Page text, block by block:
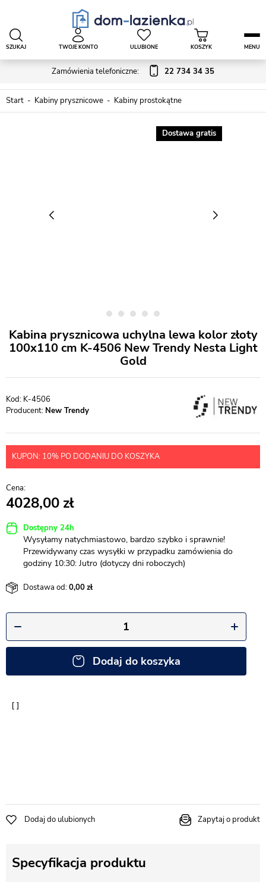
Zamówienia telefoniczne: 22 734 34 35
SZUKAJ TWOJE KONTO ULUBIONE KOSZYK MENU
Start Kabiny prysznicowe Kabiny prostokątne
Dostawa gratis
Kabina prysznicowa uchylna lewa kolor złoty
100x110 cm K-4506 New Trendy Nesta Light
Gold
K-4506
Producent: New Trendy
KUPON: 10% PO DODANIU DO KOSZYKA
4028,00
Dostępny 24h
Wysyłamy natychmiastowo, bardzo szybko i sprawnie!
Przewidywany czas wysyłki w przypadku zamówienia do
godziny 10:30: Jutro (dotyczy dni roboczych)
Dostawa od:0,00
Dodaj do koszyka
Dodaj do ulubionych Zapytaj o produkt
Specyfikacja produktu